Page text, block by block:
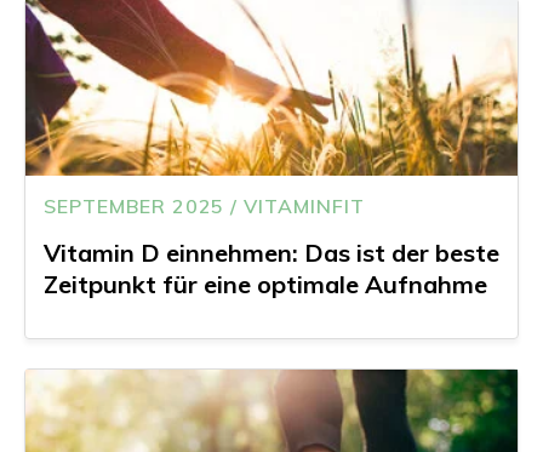
SEPTEMBER 2025 / VITAMINFIT
Vitamin D einnehmen: Das ist der beste
Zeitpunkt für eine optimale Aufnahme